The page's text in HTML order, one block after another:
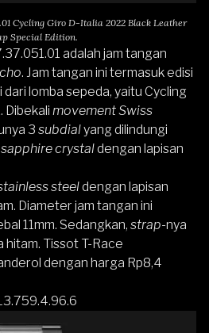
Cycling Giro D-Italia 2022 Black Leather
Special Edition.
adalah jam tangan
. Jam tangan ini termasuk edisi
lomba sepeda, yaitu Cycling
Dibekali movement Swiss
3 subdialyang dilindungi
sapphire crystaldengan lapisan
steeldengan lapisan
Diameter jam tangan ini
11mm. Sedangkan, strap-nya
hitam. Tissot T-Race
dengan harga Rp8,4